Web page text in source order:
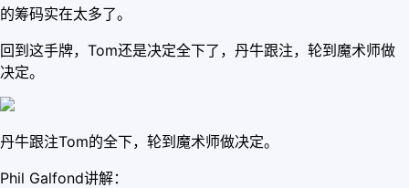
的筹码实在太多了。
回到这手牌，Tom还是决定全下了，丹牛跟注，轮到魔术师做
决定。
丹牛跟注Tom的全下，轮到魔术师做决定。
Phil Galfond讲解：